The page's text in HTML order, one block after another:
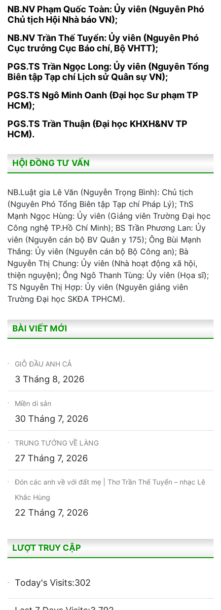
NB.NV Phạm Quốc Toàn: Ủy viên (Nguyên Phó
Chủ tịch Hội Nhà báo VN);
NB.NV Trần Thế Tuyển: Ủy viên (Nguyên Phó
Cục trưởng Cục Báo chí, Bộ VHTT);
PGS.TS Trần Ngọc Long: Ủy viên (Nguyên Tổng
Biên tập Tạp chí Lịch sử Quân sự VN);
PGS.TS Ngô Minh Oanh (Đại học Sư phạm TP
HCM);
PGS.TS Trần Thuận (Đại học KHXH&NV TP
HCM).
HỘI ĐỒNG TƯ VẤN
NB.Luật gia Lê Văn (Nguyễn Trọng Bình): Chủ tịch
(Nguyên Phó Tổng Biên tập Tạp chí Pháp Lý); ThS
Mạnh Ngọc Hùng: Ủy viên (Giảng viên Trường Đại học
Công nghệ TP.Hồ Chí Minh); BS Trần Phương Lan: Ủy
viên (Nguyên cán bộ BV Quân y 175); Ông Bùi Mạnh
Thắng: Ủy viên (Nguyên cán bộ Bộ Công an); Bà
Nguyễn Thị Chung: Ủy viên (Nhà hoạt động xã hội,
thiện nguyện); Ông Ngô Thanh Tùng: Ủy viên (Họa sĩ);
TS Nguyễn Thị Hợp: Ủy viên (Nguyên giảng viên
Trường Đại học SKĐA TPHCM).
BÀI VIẾT MỚI
GIỖ ĐẦU ANH CẢ
3 Tháng 8, 2026
Miền di sản
30 Tháng 7, 2026
TRUNG TƯỚNG VỀ LÀNG
27 Tháng 7, 2026
Đón các anh về với đất mẹ | Thơ Trần Thế Tuyển – nhạc Lê
Khắc Hùng
22 Tháng 7, 2026
LƯỢT TRUY CẬP
Today's Visits:302